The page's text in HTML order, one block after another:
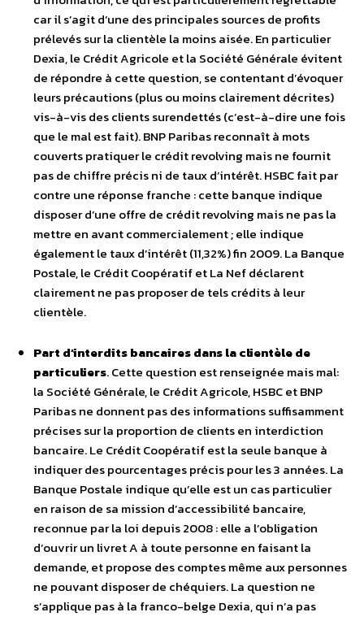
car il s’agit d’une des principales sources de profits
prélevés sur la clientèle la moins aisée. En particulier
Dexia, le Crédit Agricole et la Société Générale évitent
de répondre à cette question, se contentant d’évoquer
leurs précautions (plus ou moins clairement décrites)
vis-à-vis des clients surendettés (c’est-à-dire une fois
que le mal est fait). BNP Paribas reconnaît à mots
couverts pratiquer le crédit revolving mais ne fournit
pas de chiffre précis ni de taux d’intérêt. HSBC fait par
contre une réponse franche : cette banque indique
disposer d’une offre de crédit revolving mais ne pas la
mettre en avant commercialement ; elle indique
également le taux d’intérêt (11,32%) fin 2009. La Banque
Postale, le Crédit Coopératif et La Nef déclarent
clairement ne pas proposer de tels crédits à leur
clientèle.
Part d’interdits bancaires dans la clientèle de
particuliers. Cette question est renseignée mais mal:
la Société Générale, le Crédit Agricole, HSBC et BNP
Paribas ne donnent pas des informations suffisamment
précises sur la proportion de clients en interdiction
bancaire. Le Crédit Coopératif est la seule banque à
indiquer des pourcentages précis pour les 3 années. La
Banque Postale indique qu’elle est un cas particulier
en raison de sa mission d’accessibilité bancaire,
reconnue par la loi depuis 2008 : elle a l’obligation
d’ouvrir un livret A à toute personne en faisant la
demande, et propose des comptes même aux personnes
ne pouvant disposer de chéquiers. La question ne
s’applique pas à la franco-belge Dexia, qui n’a pas